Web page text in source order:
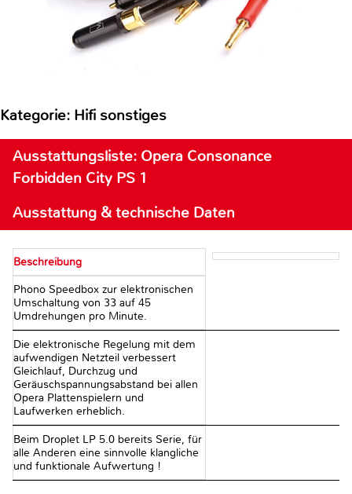
Kategorie: Hifi sonstiges
Ausstattungsliste: Opera Consonance
Forbidden City PS 1
Ausstattung & technische Daten
Beschreibung
Phono Speedbox zur elektronischen
Umschaltung von 33 auf 45
Umdrehungen pro Minute.
Die elektronische Regelung mit dem
aufwendigen Netzteil verbessert
Gleichlauf, Durchzug und
Geräuschspannungsabstand bei allen
Opera Plattenspielern und
Laufwerken erheblich.
Beim Droplet LP 5.0 bereits Serie, für
alle Anderen eine sinnvolle klangliche
und funktionale Aufwertung !